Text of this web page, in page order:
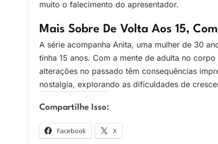
muito o falecimento do apresentador.
Mais Sobre De Volta Aos 15,
A série acompanha Anita, uma mulher de 30
tinha 15 anos. Com a mente de adulta no
alterações no passado têm consequências
nostalgia, explorando as dificuldades de
Compartilhe Isso:
Facebook X